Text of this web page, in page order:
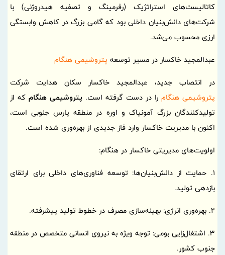
کاتالیست‌های استراتژیک (رفرمینگ و تصفیه هیدروژنی) با
شرکت‌های دانش‌بنیان داخلی بود که گامی بزرگ در کاهش وابستگی
ارزی محسوب می‌شد.
عبدالمجید خاکسار در مسیر توسعه پتروشیمی هنگام
در انتصاب جدید، عبدالمجید خاکسار سکان هدایت شرکت
پتروشیمی هنگام را در دست گرفته است. پتروشیمی هنگام که از
تولیدکنندگان بزرگ آمونیاک و اوره در منطقه پارس جنوبی است،
اکنون با مدیریت خاکسار وارد فاز جدیدی از بهره‌وری شده است.
اولویت‌های مدیریتی خاکسار در هنگام:
1. حمایت از دانش‌بنیان‌ها: توسعه فناوری‌های داخلی برای ارتقای
بازدهی تولید.
2. بهره‌وری انرژی: بهینه‌سازی مصرف در خطوط تولید پیشرفته.
3. اشتغال‌زایی بومی: توجه ویژه به نیروی انسانی متخصص در منطقه
جنوب کشور.